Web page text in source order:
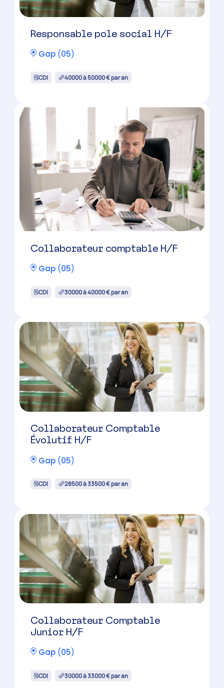
Responsable pole social H/F
Gap (05)
CDI 40000 à 50000 € par an
Collaborateur comptable H/F
Gap (05)
CDI 30000 à 40000 € par an
Collaborateur Comptable
Évolutif H/F
Gap (05)
CDI 28500 à 33500 € par an
Collaborateur Comptable
Junior H/F
Gap (05)
CDI 30000 à 33000 € par an